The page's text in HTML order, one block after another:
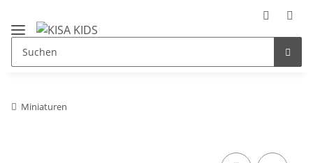
Miniaturen